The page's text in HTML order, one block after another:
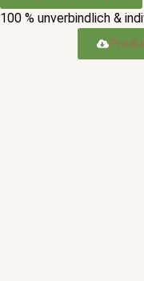
100 % unverbindlich &